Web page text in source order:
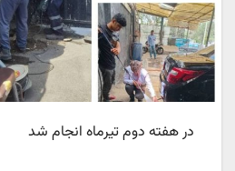
در هفته دوم تیرماه انجام شد